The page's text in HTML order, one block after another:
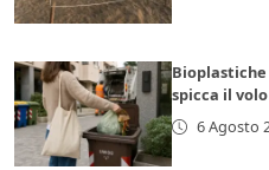
spicca il volo
6 Agosto